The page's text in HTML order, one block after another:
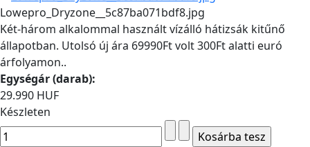
Lowepro_Dryzone__5c87ba071bdf8.jpg
Két-három alkalommal használt vízálló hátizsák kitűnő
állapotban. Utolsó új ára 69990Ft volt 300Ft alatti euró
árfolyamon..
Egységár (darab):
29.990 HUF
Készleten